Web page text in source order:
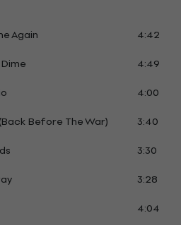
Again
4:42
4:49
4:00
Before The War)
3:40
3:30
3:28
4:04